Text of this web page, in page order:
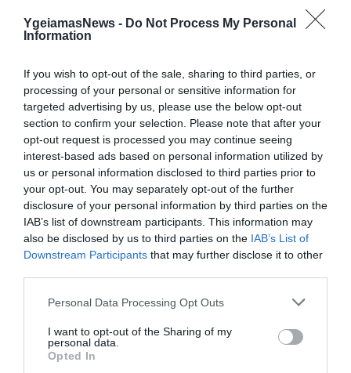
YgeiamasNews - Do Not Process My Personal
Information
If you wish to opt-out of the sale, sharing to third parties, or
processing of your personal or sensitive information for
targeted advertising by us, please use the below opt-out
section to confirm your selection. Please note that after your
opt-out request is processed you may continue seeing
interest-based ads based on personal information utilized by
us or personal information disclosed to third parties prior to
your opt-out. You may separately opt-out of the further
disclosure of your personal information by third parties on the
IAB’s list of downstream participants. This information may
also be disclosed by us to third parties on the IAB’s List of
Downstream Participants that may further disclose it to other
Please note that this website/app uses one or more Google
not limited to your visit or usage behaviour. You may click to
grant or deny consent to Google and its third-party tags to
use your data for below specified purposes in below Google
Personal Data Processing Opt Outs
I want to opt-out of the Sharing of my
personal data.
Opted In
Αυτό είναι το σύμπτωμα του καρκίνου του
δέρματος που μπορεί να εντοπιστεί στο
κομμωτήριο! – Τι δείχνει νέα έρευνα
01.08.2026 12:11
Ξυπνάτε και σέρνεστε από την κούραση;
8+1 απλές κινήσεις για περισσότερη
ενέργεια από το πρωί